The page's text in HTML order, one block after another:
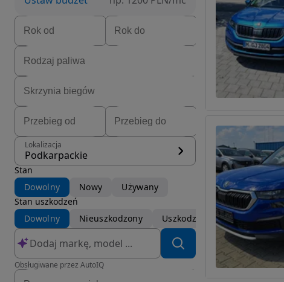
Lokalizacja
Podkarpackie
Stan
Dowolny
Nowy
Używany
Stan uszkodzeń
Dowolny
Nieuszkodzony Uszkodzony
Obsługiwane przez AutoIQ